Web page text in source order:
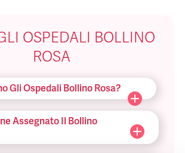
OSPEDALI BOLLINO
ROSA
Gli Ospedali Bollino Rosa?
Assegnato Il Bollino